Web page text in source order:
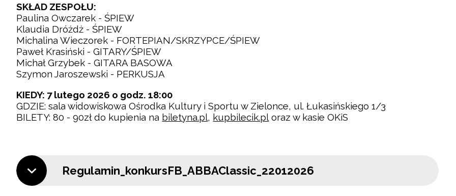
SKŁAD ZESPOŁU:
Paulina Owczarek - ŚPIEW
Klaudia Dróżdż - ŚPIEW
Michalina Wieczorek - FORTEPIAN/SKRZYPCE/ŚPIEW
Paweł Krasiński - GITARY/ŚPIEW
Michał Grzybek - GITARA BASOWA
Szymon Jaroszewski - PERKUSJA
KIEDY: 7 lutego 2026 o godz. 18:00
GDZIE: sala widowiskowa Ośrodka Kultury i Sportu w Zielonce, ul. Łukasińskiego 1/3
BILETY: 80 - 90zł do kupienia na biletyna.pl, kupbilecik.pl oraz w kasie OKiS
Regulamin_konkursFB_ABBAClassic_22012026